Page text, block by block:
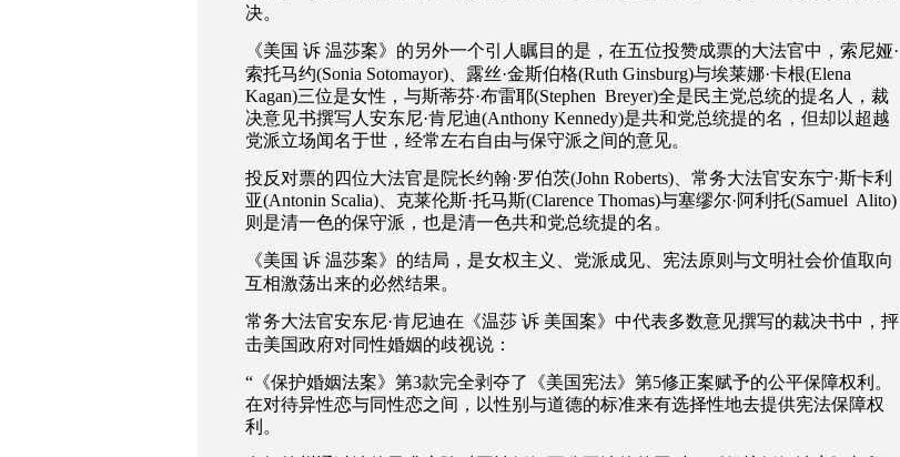
决。
《美国 诉 温莎案》的另外一个引人瞩目的是，在五位投赞成票的大法官中，索尼娅·
索托马约(Sonia Sotomayor)、露丝·金斯伯格(Ruth Ginsburg)与埃莱娜·卡根(Elena
Kagan)三位是女性，与斯蒂芬·布雷耶(Stephen Breyer)全是民主党总统的提名人，裁
决意见书撰写人安东尼·肯尼迪(Anthony Kennedy)是共和党总统提的名，但却以超越
党派立场闻名于世，经常左右自由与保守派之间的意见。
投反对票的四位大法官是院长约翰·罗伯茨(John Roberts)、常务大法官安东宁·斯卡利
亚(Antonin Scalia)、克莱伦斯·托马斯(Clarence Thomas)与塞缪尔·阿利托(Samuel Alito)
则是清一色的保守派，也是清一色共和党总统提的名。
《美国 诉 温莎案》的结局，是女权主义、党派成见、宪法原则与文明社会价值取向
互相激荡出来的必然结果。
常务大法官安东尼·肯尼迪在《温莎 诉 美国案》中代表多数意见撰写的裁决书中，抨
击美国政府对同性婚姻的歧视说：
“《保护婚姻法案》第3款完全剥夺了《美国宪法》第5修正案赋予的公平保障权利。
在对待异性恋与同性恋之间，以性别与道德的标准来有选择性地去提供宪法保障权
利。